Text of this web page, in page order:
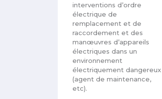
interventions d’ordre
électrique de
remplacement et de
raccordement et des
manœuvres d’appareils
électriques dans un
environnement
électriquement dangereux
(agent de maintenance,
etc).